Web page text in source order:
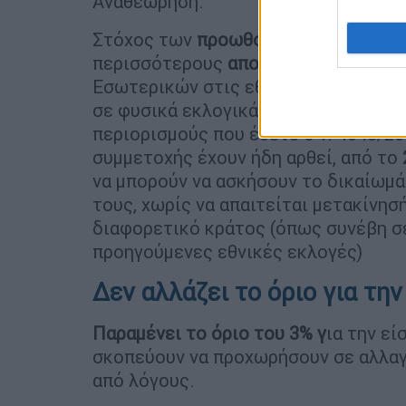
Στόχος των προωθούμεων
περισσότερους αποδήμους
να
Εσωτερικών στις εθνικές εκλογές
σε φυσικά εκλογικά τμήματα που
περιορισμούς που έθετε ο ν. 4648/
συμμετοχής έχουν ήδη αρθεί, από το
να μπορούν να ασκήσουν το
τους, χωρίς να απαιτείται
διαφορετικό κράτος (όπως συνέβη
προηγούμενες εθνικές εκλογές)
Δεν αλλάζει το όριο για
Παραμένει το όριο του 3% για την
σκοπεύουν να προχωρήσουν σε
από λόγους.